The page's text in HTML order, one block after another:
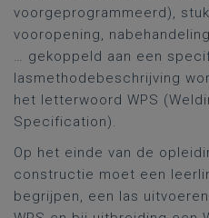
voorgeprogrammeerd),
vooropening,
… gekoppeld aan een
lasmethodebeschrijving
het letterwoord WPS
Specification).
Op het einde van de
constructie moet een
begrijpen, een las